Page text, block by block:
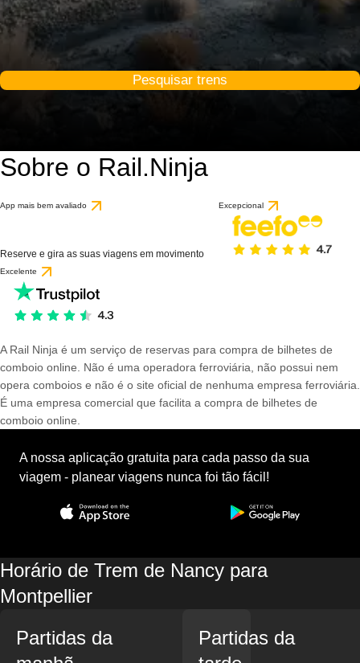
Pesquisar trens
Sobre o Rail.Ninja
App mais bem avaliado
Reserve e gira as suas viagens em movimento
Excepcional
Excelente
A Rail Ninja é um serviço de reservas para compra de bilhetes de
comboio online. Não é uma operadora ferroviária, não possui nem
opera comboios e não é o site oficial de nenhuma empresa ferroviária.
É uma empresa comercial que facilita a compra de bilhetes de
comboio online.
A nossa aplicação gratuita para cada passo da sua
viagem - planear viagens nunca foi tão fácil!
Horário de Trem de Nancy para
Montpellier
Partidas da
Partidas da